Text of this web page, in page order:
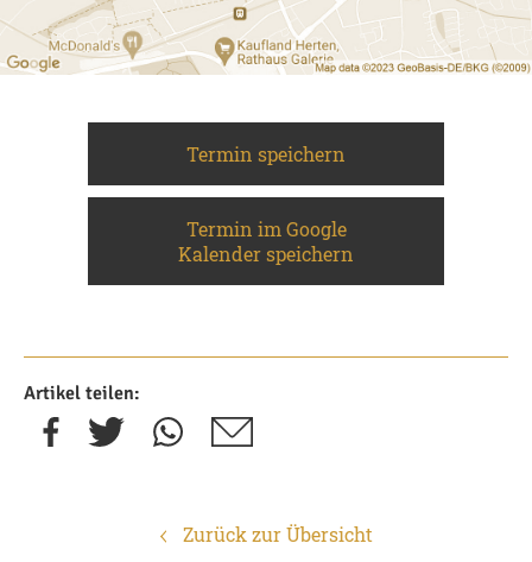
Termin speichern
Termin im Google
Kalender speichern
Artikel teilen:
Zurück zur Übersicht